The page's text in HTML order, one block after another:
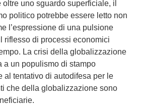
uno sguardo superficiale, il
politico potrebbe essere letto non
l’espressione di una pulsione
riflesso di processi economici
La crisi della globalizzazione
a un populismo di stampo
al tentativo di autodifesa per le
che della globalizzazione sono